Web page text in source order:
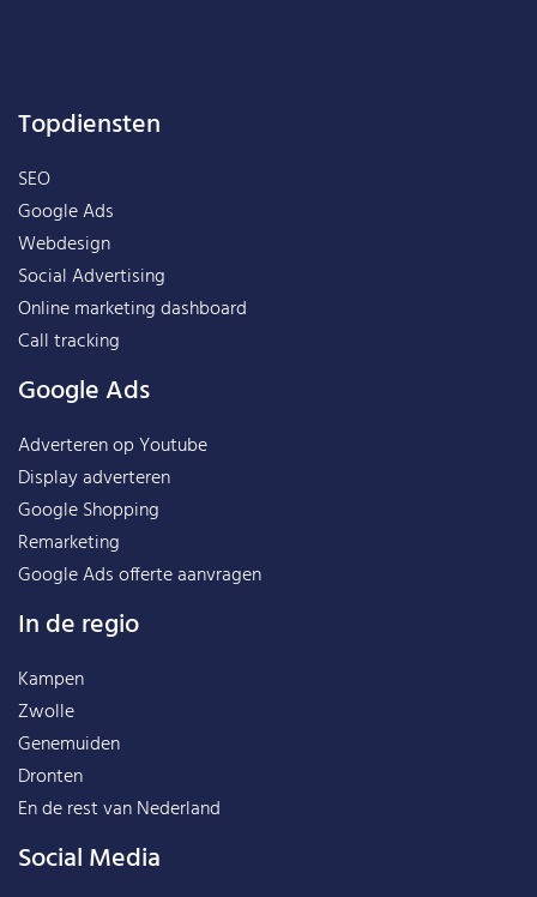
Topdiensten
SEO
Google Ads
Webdesign
Social Advertising
Online marketing dashboard
Call tracking
Google Ads
Adverteren op Youtube
Display adverteren
Google Shopping
Remarketing
Google Ads offerte aanvragen
In de regio
Kampen
Zwolle
Genemuiden
Dronten
En de rest vanNederland
Social Media